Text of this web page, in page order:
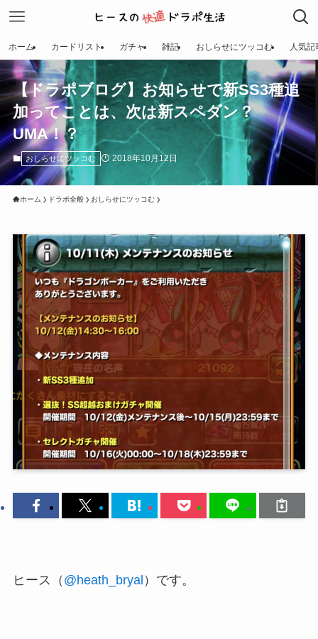
ホーム カードリスト ガチャ 雑記 おしらせにツッコむ 人気記
【ドラポブログ】お知らせで新SS3種追
加ってことは、次は新スペダン？
UMA！？
おしらせにツッコむ 2018年10月12日
ホーム ドラポ全般 おしらせにツッコむ
ヒース（ @heath_bryal ）です。